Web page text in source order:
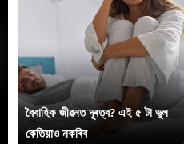
বৈবাহিক জীৱনত দূৰত্ব? এই ৫ টা ভুল
কেতিয়াও নকৰিব